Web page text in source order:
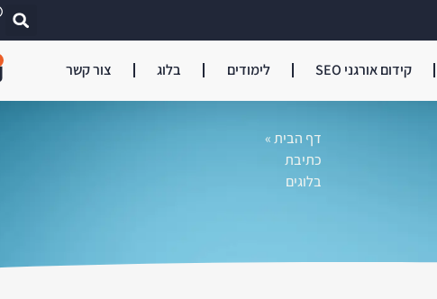
קידום אורגני SEO לימודים בלוג צור קשר
דף הבית»
כתיבת
בלוגים